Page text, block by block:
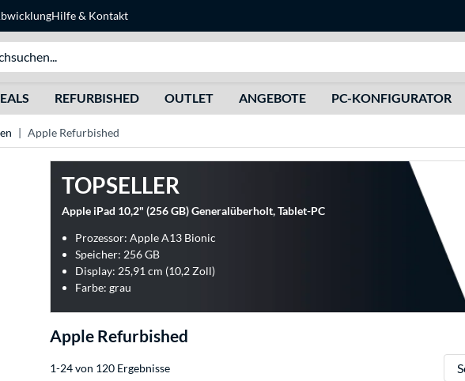
Hilfe& Kontakt
REFURBISHED OUTLET ANGEBOTE PC-KONFIGURATOR
Apple Refurbished
TOPSELLER
Apple iPad 10,2" (256 GB) Generalüberholt, Tablet-PC
Prozessor: Apple A13 Bionic
Speicher: 256 GB
Display: 25,91 cm (10,2 Zoll)
Farbe: grau
Apple Refurbished
1-24 von 120 Ergebnisse